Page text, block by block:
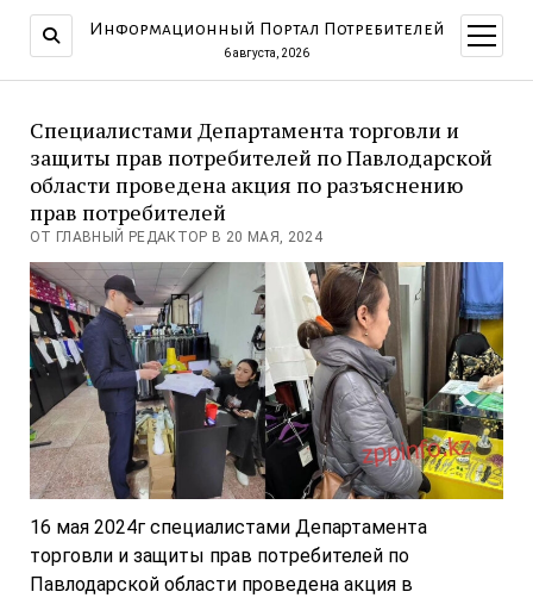
Информационный Портал Потребителей
6 августа, 2026
меню
Специалистами Департамента торговли и
защиты прав потребителей по Павлодарской
области проведена акция по разъяснению
прав потребителей
ОТ ГЛАВНЫЙ РЕДАКТОР В 20 МАЯ, 2024
16 мая 2024г специалистами Департамента
торговли и защиты прав потребителей по
Павлодарской области проведена акция в